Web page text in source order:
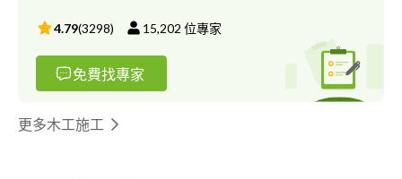
4.79(3298) 15,202 位專家
免費找專家
更多木工施工